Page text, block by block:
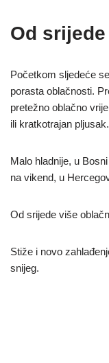
Od
Početkom sljedeće
porasta oblačnosti.
pretežno oblačno
ili kratkotrajan pljusak.
Malo hladnije, u
na vikend, u
Od srijede više
Stiže i novo
snijeg.